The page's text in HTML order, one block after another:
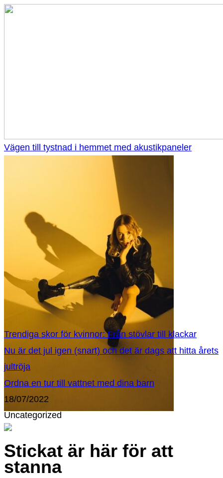
Vägen till tystnad i hemmet med akustikpaneler
Trendiga skor för kvinnor: Från stövlar till klackar
Nu är det jul igen (snart) och det är dags att hitta årets
jultröja
Ordna en tur till vattnet med dina barn
18/07/2022
Uncategorized
Stickat är här för att
stanna